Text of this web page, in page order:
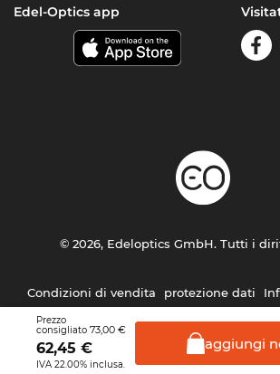
Prezzo
consigliato 73,00 €
62,45 €
IVA 22.00% inclusa.
aggiungi
Edel-Optics app
Condizioni di vendita protezione dati
© 2026, Edeloptics GmbH. Tutti i